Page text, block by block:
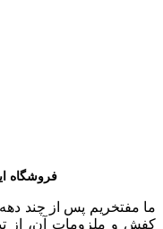
فروشگاه
ما مفتخریم پس از چند